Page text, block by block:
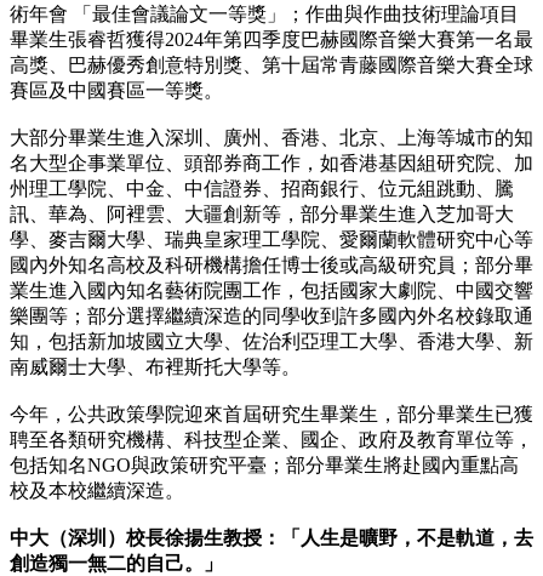
術年會 「最佳會議論文一等獎」；作曲與作曲技術理論項目
畢業生張睿哲獲得2024年第四季度巴赫國際音樂大賽第一名最
高獎、巴赫優秀創意特別獎、第十屆常青藤國際音樂大賽全球
賽區及中國賽區一等獎。
大部分畢業生進入深圳、廣州、香港、北京、上海等城市的知
名大型企事業單位、頭部券商工作，如香港基因組研究院、加
州理工學院、中金、中信證券、招商銀行、位元組跳動、騰
訊、華為、阿裡雲、大疆創新等，部分畢業生進入芝加哥大
學、麥吉爾大學、瑞典皇家理工學院、愛爾蘭軟體研究中心等
國內外知名高校及科研機構擔任博士後或高級研究員；部分畢
業生進入國內知名藝術院團工作，包括國家大劇院、中國交響
樂團等；部分選擇繼續深造的同學收到許多國內外名校錄取通
知，包括新加坡國立大學、佐治利亞理工大學、香港大學、新
南威爾士大學、布裡斯托大學等。
今年，公共政策學院迎來首屆研究生畢業生，部分畢業生已獲
聘至各類研究機構、科技型企業、國企、政府及教育單位等，
包括知名NGO與政策研究平臺；部分畢業生將赴國內重點高
校及本校繼續深造。
中大（深圳）校長徐揚生教授：「人生是曠野，不是軌道，去
創造獨一無二的自己。」